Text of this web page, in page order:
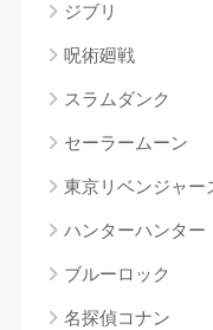
ジブリ
呪術廻戦
スラムダンク
セーラームーン
東京リベンジャー
ハンターハンター
ブルーロック
名探偵コナン